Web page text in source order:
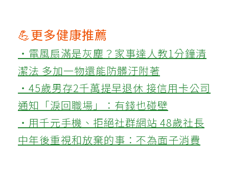
💪更多健康推薦
‧電風扇滿是灰塵？家事達人教1分鐘清
潔法 多加一物還能防髒汙附著
‧45歲男存2千萬提早退休 接信用卡公司
通知「淚回職場」：有錢也碰壁
‧用千元手機、拒絕社群網站 48歲社長
中年後重視和放棄的事：不為面子消費